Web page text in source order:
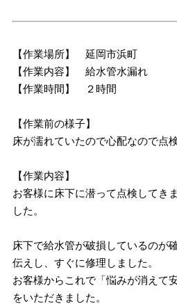
【作業場所】 延岡市浜町
【作業内容】 給水管水漏れ
【作業時間】 ２時間
【作業前の様子】
床が濡れていたので心配なので点
【作業内容】
お客様に床下に潜って点検してき
した。
床下で給水管が破損しているのが
伝えし、すぐに修理しました。
お客様からこれで「悩みが消えて
をいただきました。